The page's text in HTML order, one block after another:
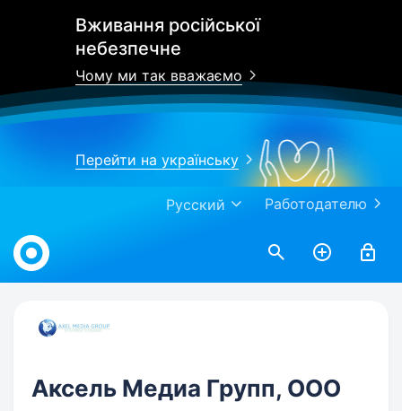
Вживання російської
небезпечне
Чому ми так вважаємо
Перейти на українську
Работодателю
Русский
Work.ua
Аксель Медиа Групп, ООО